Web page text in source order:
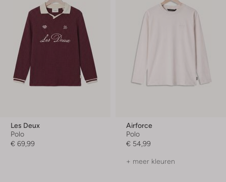
Les Deux
Polo
€ 69,99
Airforce
Polo
€ 54,99
+ meer kleuren